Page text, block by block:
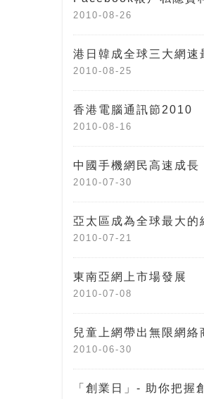
2010-08-26
港日韓成全球三大網速
2010-08-25
香港電腦通訊節2010
2010-08-16
中國手機網民高速成長
2010-07-30
亞太區成為全球最大的
2010-07-21
東南亞網上市場發展
2010-07-08
兒童上網帶出無限網絡
2010-06-30
「創業日」- 助你把握